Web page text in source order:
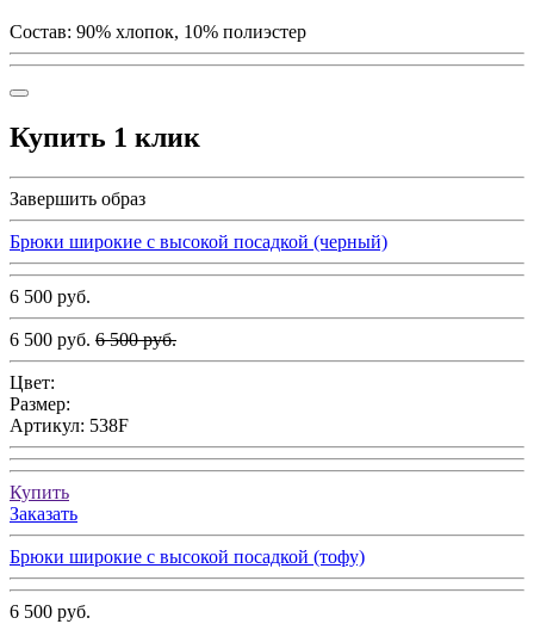
Состав: 90% хлопок, 10% полиэстер
Купить 1 клик
Завершить образ
Брюки широкие с высокой посадкой (черный)
6 500 руб.
6 500 руб. 6 500 руб.
Цвет:
Размер:
Артикул: 538F
Купить
Заказать
Брюки широкие с высокой посадкой (тофу)
6 500 руб.